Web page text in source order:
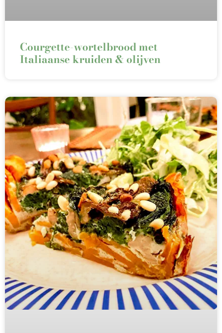
Courgette-wortelbrood met
Italiaanse kruiden & olijven